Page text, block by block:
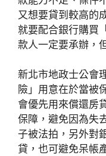
又想要貸到較高的
就要配合銀行購買
款人一定要承辦，
新北市地政士公會
險」用意在於當被
會優先用來償還房
保障，避免因為失
子被法拍，另外對
貸，也可避免呆帳